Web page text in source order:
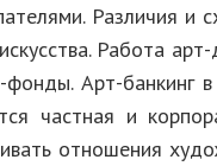
Различия и
Работа
Арт-банкинг в
частная и
отношения